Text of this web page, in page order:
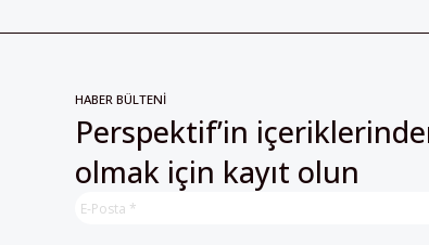
HABER BÜLTENİ
Perspektif’in
olmak için kayıt olun